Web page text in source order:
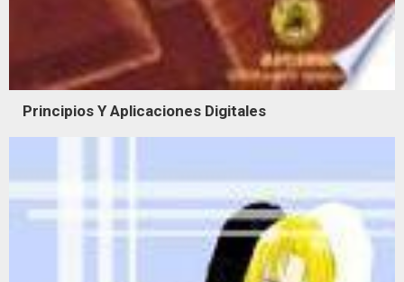
Principios Y Aplicaciones Digitales